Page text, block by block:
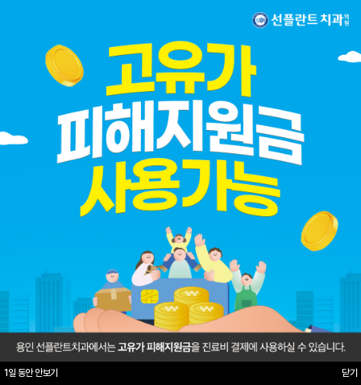
믿고 편하게 오실 수 있는
선플란트치과
1일 동안 안보기 닫기
1일 동안 안보기 닫기
1일 동안 안보기 닫기
1일 동안 안보기 닫기